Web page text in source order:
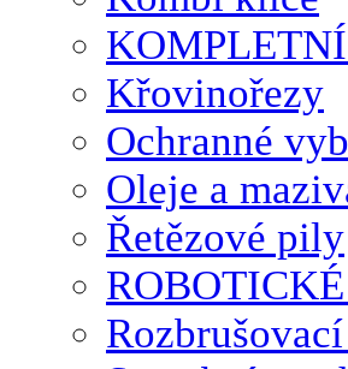
Křovinořezy
Ochranné
Oleje a
Řetězové pily